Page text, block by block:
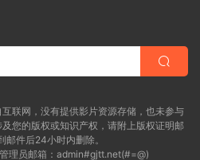
联网，没有提供影片资源存储，也未参与
您的版权或知识产权，请附上版权证明邮
邮件后24小时内删除。
理员邮箱：admin#gjtt.net(#=@)